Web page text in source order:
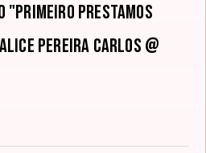
"Primeiro prestamos
Pereira Carlos @